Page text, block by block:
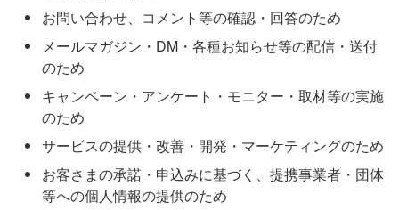
お問い合わせ、コメント等の確認・回答のため
メールマガジン・DM・各種お知らせ等の配信・送付
のため
キャンペーン・アンケート・モニター・取材等の実施
のため
サービスの提供・改善・開発・マーケティングのため
お客さまの承諾・申込みに基づく、提携事業者・団体
等への個人情報の提供のため